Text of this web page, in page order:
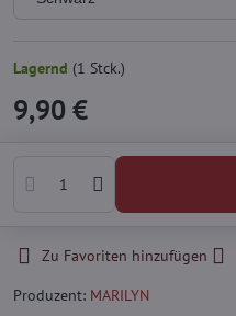
Lagernd (1 Stck.)
9,90 €
Zu Favoriten hinzufügen
Produzent: MARILYN